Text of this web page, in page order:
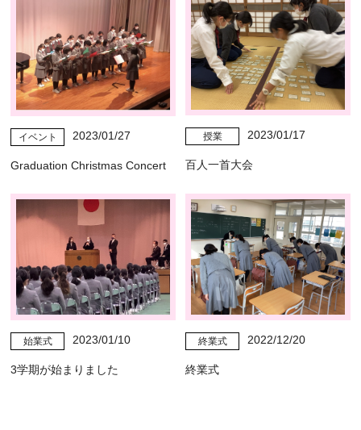
イベント 2023/01/27
Graduation Christmas Concert
授業 2023/01/17
百人一首大会
始業式 2023/01/10
3学期が始まりました
終業式 2022/12/20
終業式